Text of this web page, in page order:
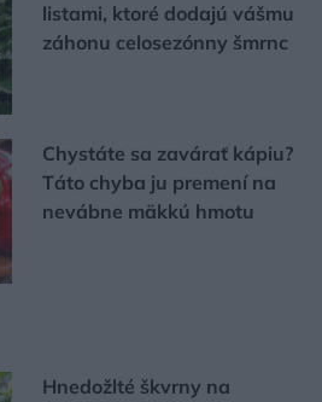
listami, ktoré dodajú vášmu
záhonu celosezónny šmrnc
Chystáte sa zavárať kápiu?
Táto chyba ju premení na
nevábne mäkkú hmotu
Hnedožlté škvrny na